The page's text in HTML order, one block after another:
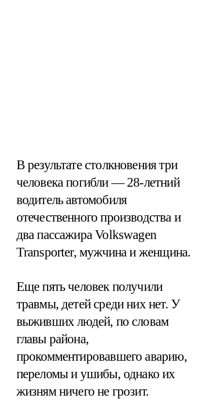
В результате столкновения три
человека погибли — 28-летний
водитель автомобиля
отечественного производства и
два пассажира Volkswagen
Transporter, мужчина и женщина.
Еще пять человек получили
травмы, детей среди них нет. У
выживших людей, по словам
главы района,
прокомментировавшего аварию,
переломы и ушибы, однако их
жизням ничего не грозит.